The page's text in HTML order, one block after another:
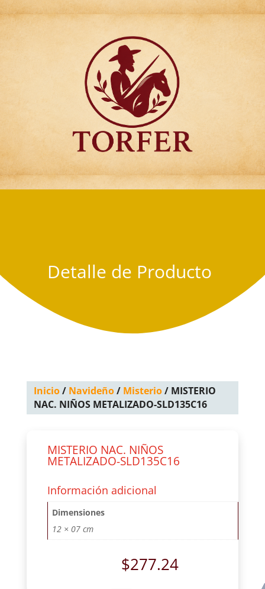
Articulos para
Regalo Torfer.
Detalle de Producto
Inicio/ Navideño/ Misterio/ MISTERIO
NAC. NIÑOS METALIZADO-SLD135C16
MISTERIO NAC. NIÑOS
METALIZADO-SLD135C16
Información adicional
Dimensiones
12 × 07 cm
$277.24